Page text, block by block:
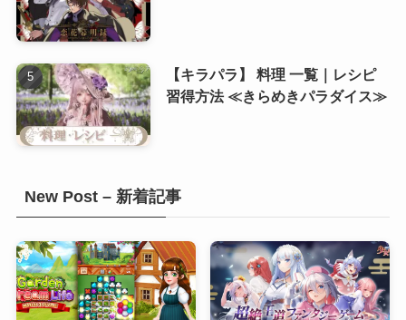
【キラパラ】 料理 一覧｜レシピ
習得方法 ≪きらめきパラダイス≫
New Post – 新着記事